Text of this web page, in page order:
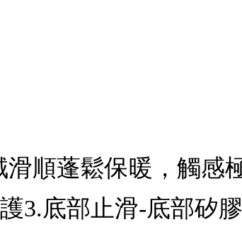
順蓬鬆保暖，觸感
3.底部止滑-底部矽